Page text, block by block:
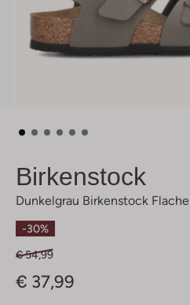
Birkenstock
Dunkelgrau Birkenstock
-30%
€ 54,99
€ 37,99